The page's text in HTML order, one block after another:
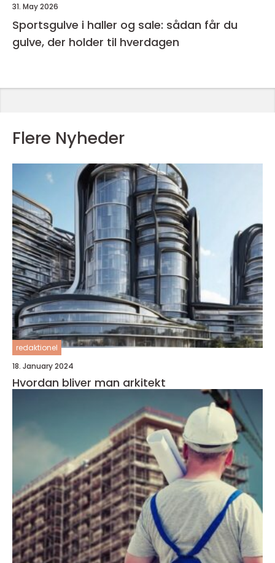
31. May 2026
Sportsgulve i haller og sale: sådan får du
gulve, der holder til hverdagen
Flere Nyheder
redaktionel
18. January 2024
Hvordan bliver man arkitekt